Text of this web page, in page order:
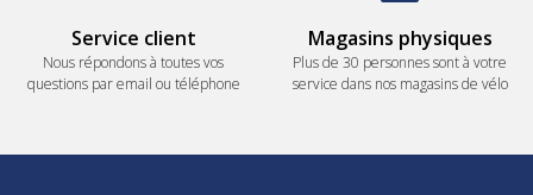
Service client
Nous répondons à toutes vos
questions par email ou téléphone
Magasins physiques
Plus de 30 personnes sont à votre
service dans nos magasins de vélo